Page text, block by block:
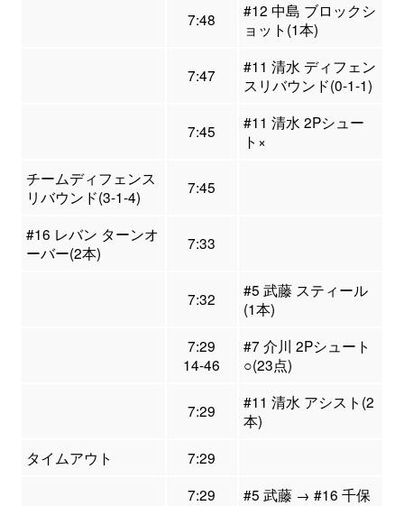
7:48
#12 中島 ブロックシ
ョット(1本)
7:47
#11 清水 ディフェン
スリバウンド(0-1-1)
7:45
#11 清水 2Pシュー
ト×
チームディフェンス
リバウンド(3-1-4)
7:45
#16 レバン ターンオ
ーバー(2本)
7:33
7:32
#5 武藤 スティール
(1本)
7:29
14-46
#7 介川 2Pシュート
○(23点)
7:29
#11 清水 アシスト(2
本)
タイムアウト
7:29
7:29
#5 武藤 → #16 千保